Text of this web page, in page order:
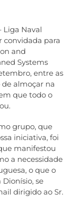
Liga Naval
convidada para
and
Systems
entre as
de almoçar na
que todo o
grupo, que
iniciativa, foi
manifestou
a necessidade
o que o
se
dirigido ao Sr.